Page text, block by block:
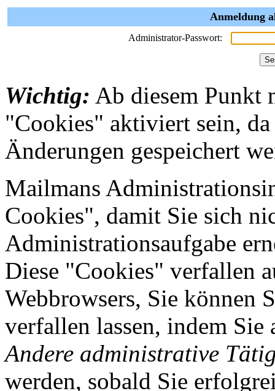
Anmeldung
Administrator-Passwort:
Wichtig: Ab diesem Punkt
"Cookies" aktiviert sein,
Änderungen gespeichert
Mailmans
Cookies", damit Sie sich
Administrationsaufgabe
Diese "Cookies" verfallen
Webbrowsers, Sie können
verfallen lassen, indem
Andere administrative
werden, sobald Sie